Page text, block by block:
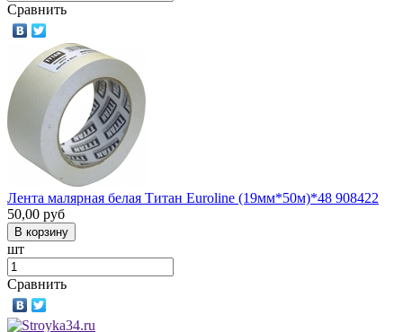
Сравнить
Лента малярная белая Титан Euroline (19мм*50м)*48 908422
50,00 руб
шт
Сравнить